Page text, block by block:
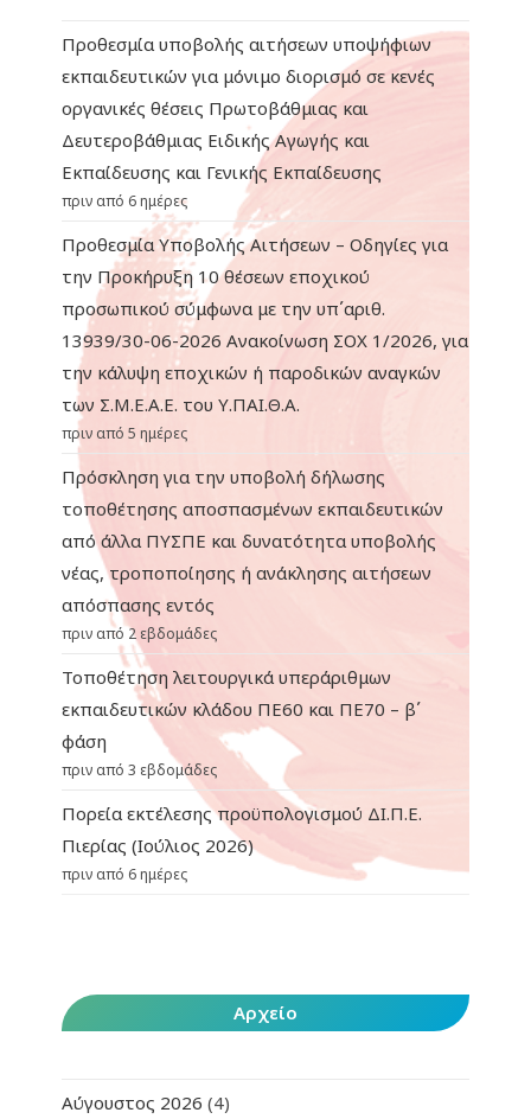
Προθεσμία υποβολής αιτήσεων υποψήφιων
εκπαιδευτικών για μόνιμο διορισμό σε κενές
οργανικές θέσεις Πρωτοβάθμιας και
Δευτεροβάθμιας Ειδικής Αγωγής και
Εκπαίδευσης και Γενικής Εκπαίδευσης
πριν από 6 ημέρες
Προθεσμία Υποβολής Αιτήσεων – Οδηγίες για
την Προκήρυξη 10 θέσεων εποχικού
προσωπικού σύμφωνα με την υπ΄αριθ.
13939/30-06-2026 Ανακοίνωση ΣΟΧ 1/2026, για
την κάλυψη εποχικών ή παροδικών αναγκών
των Σ.Μ.Ε.Α.Ε. του Υ.ΠΑΙ.Θ.Α.
πριν από 5 ημέρες
Πρόσκληση για την υποβολή δήλωσης
τοποθέτησης αποσπασμένων εκπαιδευτικών
από άλλα ΠΥΣΠΕ και δυνατότητα υποβολής
νέας, τροποποίησης ή ανάκλησης αιτήσεων
απόσπασης εντός
πριν από 2 εβδομάδες
Τοποθέτηση λειτουργικά υπεράριθμων
εκπαιδευτικών κλάδου ΠΕ60 και ΠΕ70 – β΄
φάση
πριν από 3 εβδομάδες
Πορεία εκτέλεσης προϋπολογισμού ΔΙ.Π.Ε.
Πιερίας (Ιούλιος 2026)
πριν από 6 ημέρες
Αρχείο
Αύγουστος 2026 (4)